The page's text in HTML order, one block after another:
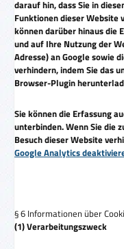
darauf hin, dass Sie in
Funktionen dieser Website
können darüber hinaus die
und auf Ihre Nutzung der
Adresse) an Google sowie
verhindern, indem Sie das
Browser-Plugin
Sie können die Erfassung
unterbinden. Wenn Sie die
Besuch dieser Website
Google Analytics
§ 6 Informationen über
(1) Verarbeitungszweck